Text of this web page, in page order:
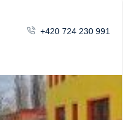
+420 724 230 991